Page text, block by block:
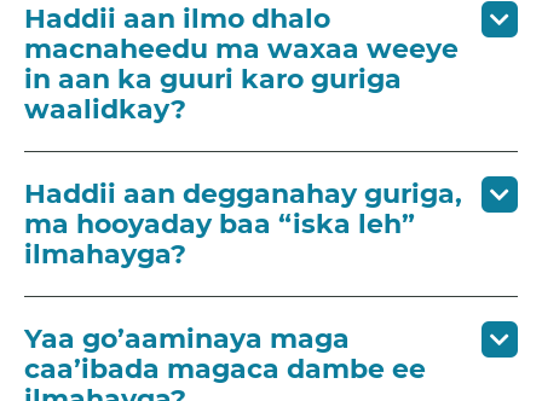
Haddii aan ilmo dhalo
macnaheedu ma waxaa weeye
in aan ka guuri karo guriga
waalidkay?
Haddii aan degganahay guriga,
ma hooyaday baa “iska leh”
ilmahayga?
Yaa go’aaminaya maga
caa’ibada magaca dambe ee